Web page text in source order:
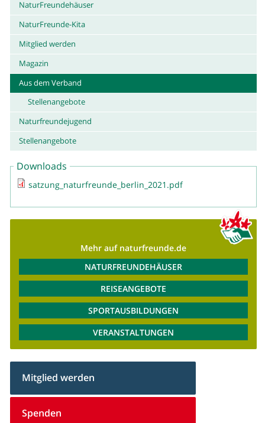
NaturFreundehäuser
NaturFreunde-Kita
Mitglied werden
Magazin
Aus dem Verband
Stellenangebote
Naturfreundejugend
Stellenangebote
Downloads
satzung_naturfreunde_berlin_2021.pdf
Mehr auf naturfreunde.de
NATURFREUNDEHÄUSER
REISEANGEBOTE
SPORTAUSBILDUNGEN
VERANSTALTUNGEN
Mitglied werden
Spenden